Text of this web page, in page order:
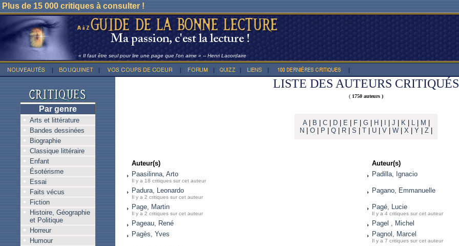
Plus de 15 000 critiques à consulter !
« Il faut être seul pour lire une page que l'on aime » -- Henri Lacordaire
Par genre
Arts et littérature
Bandes dessinées
Biographie
Classique littéraire
Enfant
Ésotérisme
Essai
Faits vécus
Fiction
Histoire, Géographie
et Politique
Horreur
Humour
LISTE DES AUTEURS CRITIQUÉS
( 1750 auteurs )
A| B C| D| E F| G| H J K| L| M
N
O P Q R S T U V W X Y Z
Auteur(s)
Auteur(s)
Paasilinna, Arto
Il y a 18 critiques sur cet auteur
Padilla, Ignacio
Padura, Leonardo
Il y a 2 critiques sur cet auteur
Pagano, Emmanuelle
Page, Martin
Il y a 2 critiques sur cet auteur
Pagé, Lucie
Il y a 4 critiques sur cet auteur
Pageau, René
Pagel , Michel
Pagès, Yves
Pagnol, Marcel
Il y a 7 critiques sur cet auteur